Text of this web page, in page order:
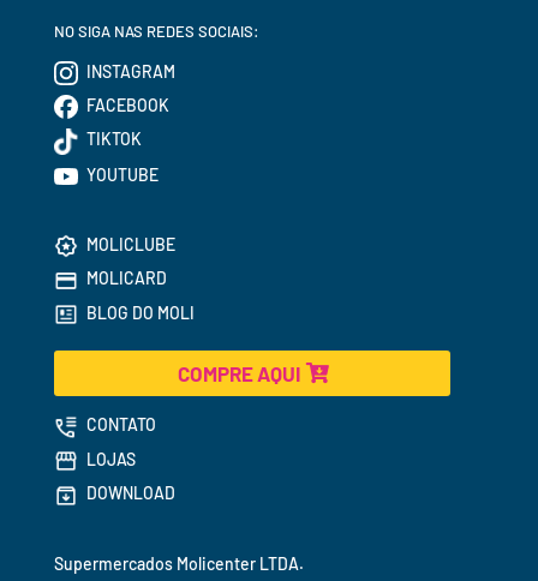
NO SIGA NAS REDES SOCIAIS:
INSTAGRAM
FACEBOOK
TIKTOK
YOUTUBE
MOLICLUBE
MOLICARD
BLOG DO MOLI
COMPRE AQUI
CONTATO
LOJAS
DOWNLOAD
Supermercados Molicenter LTDA.